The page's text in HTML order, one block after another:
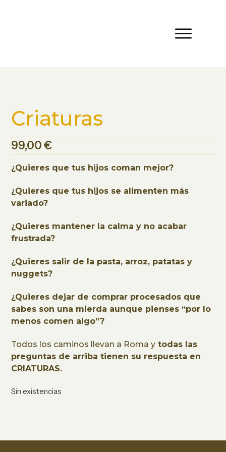
Criaturas
99,00€
¿Quieres que tus hijos coman mejor?
¿Quieres que tus hijos se alimenten más
variado?
¿Quieres mantener la calma y no acabar
frustrada?
¿Quieres salir de la pasta, arroz, patatas y
nuggets?
¿Quieres dejar de comprar procesados que
sabes son una mierda aunque pienses “por lo
menos comen algo”?
Todos los caminos llevan a Roma y todas las
preguntas de arriba tienen su respuesta en
CRIATURAS.
Sin existencias